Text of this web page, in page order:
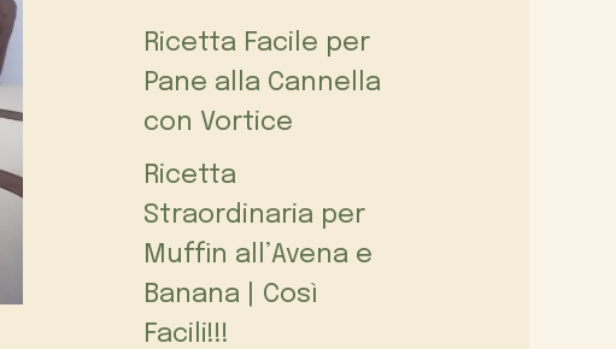
Ricetta Facile per
Pane alla Cannella
con Vortice
Ricetta
Straordinaria per
Muffin all’Avena e
Banana | Così
Facili!!!